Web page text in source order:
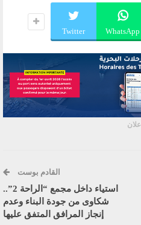
WhatsApp
Twitter
إعلان
القادم بوست
استياء داخل مجمع “الراحة 2”..
شكاوى من جودة البناء وعدم
إنجاز المرافق المتفق عليها